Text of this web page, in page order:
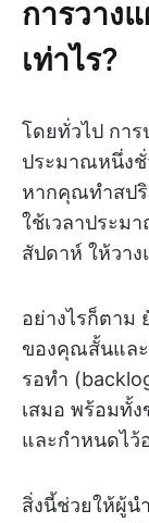
การวาง
เท่าไร?
โดยทั่วไป การ
ประมาณหนึ่งชั่
หากคุณทำสป
ใช้เวลาประม
สัปดาห์ ให้วา
อย่างไรก็ตาม
ของคุณสั้นแล
รอทำ
เสมอ พร้อมทั้
และกำหนดไว้
สิ่งนี้ช่วยให้ผู้